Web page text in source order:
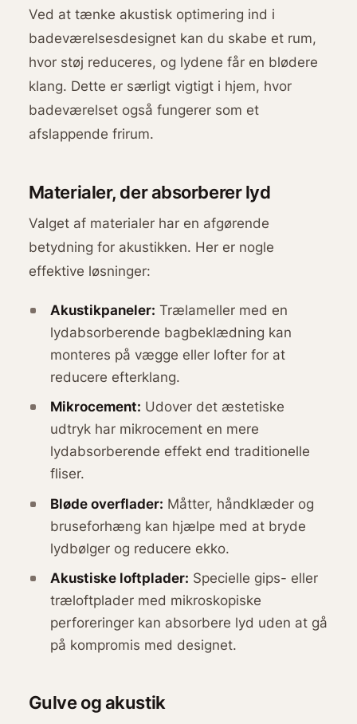
Ved at tænke akustisk optimering ind i
badeværelsesdesignet kan du skabe et rum,
hvor støj reduceres, og lydene får en blødere
klang. Dette er særligt vigtigt i hjem, hvor
badeværelset også fungerer som et
afslappende frirum.
Materialer, der absorberer lyd
Valget af materialer har en afgørende
betydning for akustikken. Her er nogle
effektive løsninger:
Akustikpaneler: Trælameller med en
lydabsorberende bagbeklædning kan
monteres på vægge eller lofter for at
reducere efterklang.
Mikrocement: Udover det æstetiske
udtryk har mikrocement en mere
lydabsorberende effekt end traditionelle
fliser.
Bløde overflader: Måtter, håndklæder og
bruseforhæng kan hjælpe med at bryde
lydbølger og reducere ekko.
Akustiske loftplader: Specielle gips- eller
træloftplader med mikroskopiske
perforeringer kan absorbere lyd uden at gå
på kompromis med designet.
Gulve og akustik